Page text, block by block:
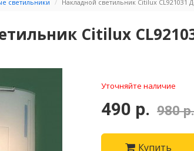
светильники Накладной светильник Citilux CL921031
Citilux
Уточняйте наличие
490 р. 980 р.
Купить